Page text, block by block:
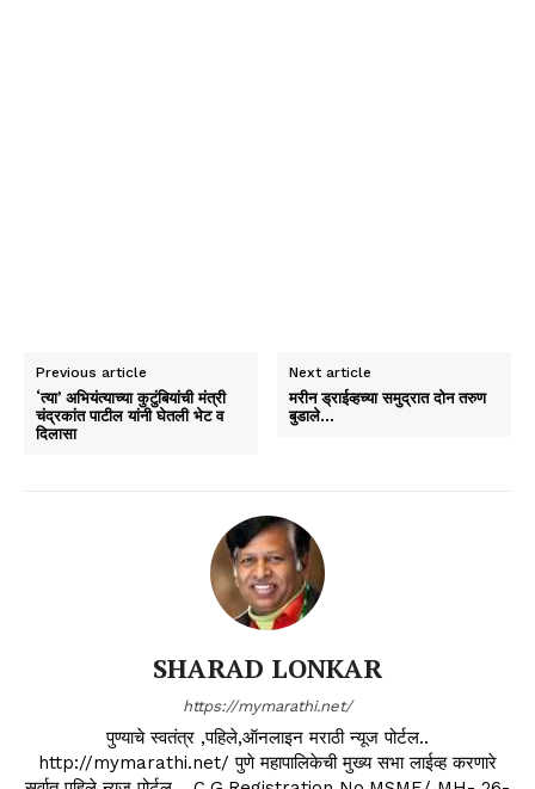
Previous article
‘त्या’ अभियंत्याच्या कुटुंबियांची मंत्री
चंद्रकांत पाटील यांनी घेतली भेट व
दिलासा
Next article
मरीन ड्राईव्हच्या समुद्रात दोन तरुण
बुडाले…
SHARAD LONKAR
https://mymarathi.net/
पुण्याचे स्वतंत्र ,पहिले,ऑनलाइन मराठी न्यूज पोर्टल..
http://mymarathi.net/ पुणे महापालिकेची मुख्य सभा लाईव्ह करणारे